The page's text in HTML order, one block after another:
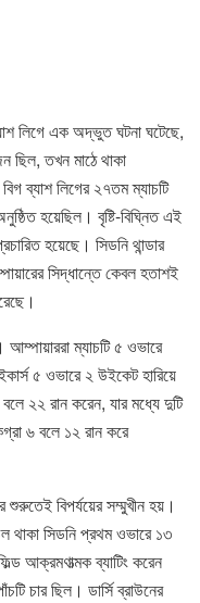
লিগে এক অদ্ভুত ঘটনা ঘটেছে,
ছিল, তখন মাঠে থাকা
ব্যাশ লিগের ২৭তম ম্যাচটি
হয়েছিল। বৃষ্টি-বিঘ্নিত এই
হয়েছে। সিডনি থান্ডার
সিদ্ধান্তে কেবল হতাশই
ম্যাচটি ৫ ওভারে
৫ ওভারে ২ উইকেট হারিয়ে
২২ রান করেন, যার মধ্যে দুটি
৬ বলে ১২ রান করে
শুরুতেই বিপর্যয়ের সম্মুখীন হয়।
থাকা সিডনি প্রথম ওভারে ১৩
আক্রমণাত্মক ব্যাটিং করেন
চার ছিল। ডার্সি ব্রাউনের